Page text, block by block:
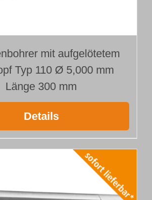
mit aufgelötetem
Typ 110 Ø 5,000 mm
Länge 300 mm
Details